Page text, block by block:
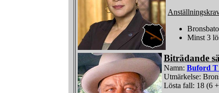
Minst 3
Biträdande
Namn: Buford T
Utmärkelse:
Lösta fall: 18 (6